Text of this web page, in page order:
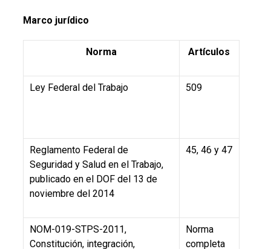
Marco jurídico
Norma Artículos
Ley Federal del Trabajo 509
Reglamento Federal de
Seguridad y Salud en el Trabajo,
publicado en el DOF del 13 de
noviembre del 2014
45, 46 y 47
NOM-019-STPS-2011,
Constitución, integración,
Norma
completa